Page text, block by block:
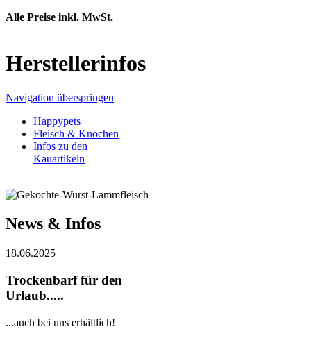
Alle Preise inkl. MwSt.
Herstellerinfos
Navigation überspringen
Happypets
Fleisch & Knochen
Infos zu den
Kauartikeln
News & Infos
18.06.2025
Trockenbarf für den
Urlaub.....
...auch bei uns erhältlich!